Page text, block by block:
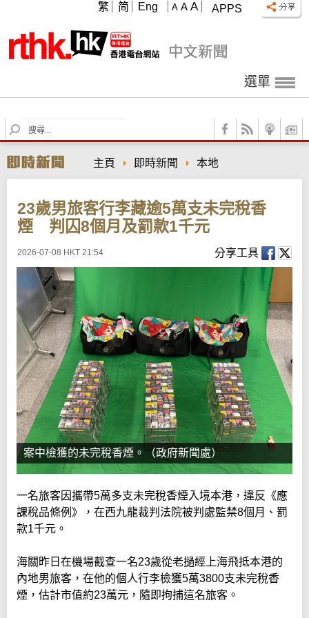
APPS
A A A
繁 简 Eng
選單
S
e
r
c
主頁 即時新聞 本地
23歲男旅客行李藏逾5萬支未完稅香
煙 判囚8個月及罰款1千元
2026-07-08 HKT 21:54 分享工具
案中檢獲的未完稅香煙。（政府新聞處）
一名旅客因攜帶5萬多支未完稅香煙入境本港，違反《應
課稅品條例》，在西九龍裁判法院被判處監禁8個月、罰
款1千元。
海關昨日在機場截查一名23歲從老撾經上海飛抵本港的
內地男旅客，在他的個人行李檢獲5萬3800支未完稅香
煙，估計市值約23萬元，隨即拘捕這名旅客。